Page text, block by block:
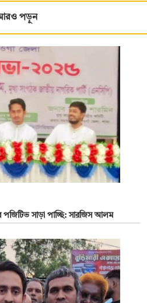
পড়ুন
পজিটিভ সাড়া পাচ্ছি: সারজিস আলম